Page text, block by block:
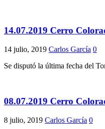
14.07.2019 Cerro
14 julio, 2019 Carlos García 0
Se disputó la última fecha del
08.07.2019 Cerro
8 julio, 2019 Carlos García 0